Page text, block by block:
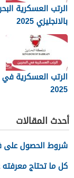
الرتب العسكرية
بالانجليزي 2025
الرتب العسكرية في
2025
أحدث المقالات
شروط الحصول على
كل ما تحتاج